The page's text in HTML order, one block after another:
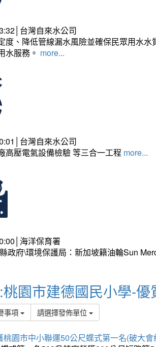
台灣自來水公司
度、降低管線漏水風險並確保民眾用水
水服務。 more...
台灣自來水公司
高壓電氣設備檢驗 等三合一工程 more...
海洋保育署
政府\環境保護局：新加坡籍油輪Sun
園市建德國民小學-優
事項 請選擇發佈單位
園市中小聯運50公尺蝶式第一名(破大會